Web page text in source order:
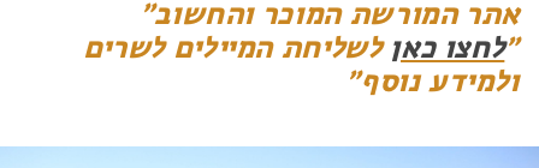
אתר המורשת המוכר והחשוב
לחצו כאן לשליחת המיילים לשרים
ולמידע נוסף